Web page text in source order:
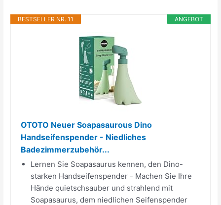
ANGEBOT
BESTSELLER NR. 11
OTOTO Neuer Soapasaurous Dino
Handseifenspender - Niedliches
Badezimmerzubehör...
Lernen Sie Soapasaurus kennen, den Dino-
starken Handseifenspender - Machen Sie Ihre
Hände quietschsauber und strahlend mit
Soapasaurus, dem niedlichen Seifenspender